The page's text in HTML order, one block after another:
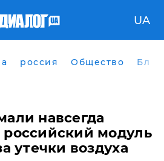
UA
россия Общество
навсегда
российский модуль
утечки воздуха